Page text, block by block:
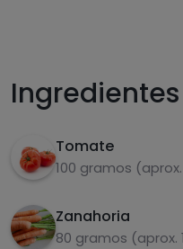
Ingredientes
Tomate
100 gramos
Zanahoria
80 gramos (aprox.